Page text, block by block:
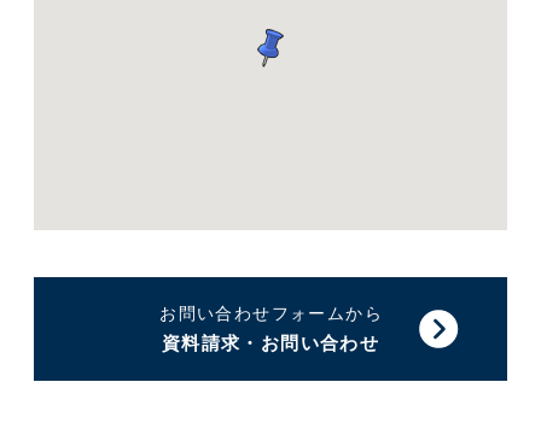
お問い合わせフォームから
資料請求・お問い合わせ